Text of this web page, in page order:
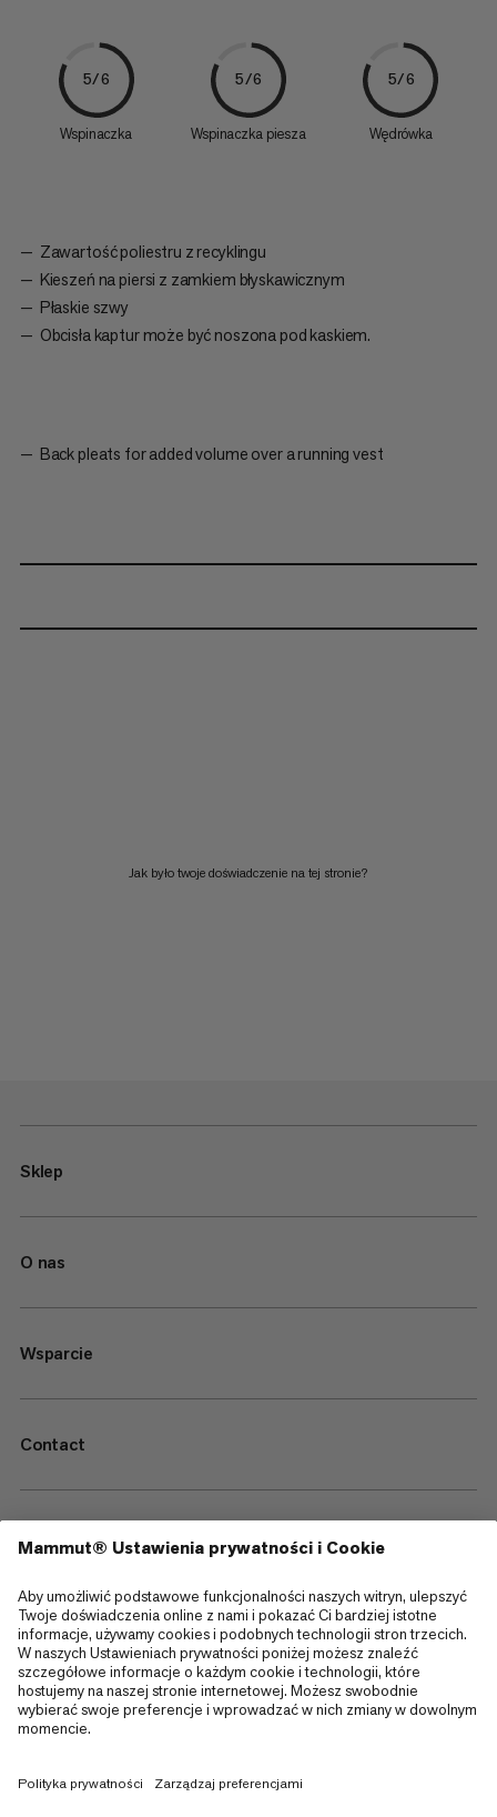
5/6
Wspinaczka
5/6
Wspinaczka piesza
5/6
Wędrówka
Zawartość poliestru z recyklingu
Kieszeń na piersi z zamkiem błyskawicznym
Płaskie szwy
Obcisła kaptur może być noszona pod kaskiem.
Back pleats for added volume over a running vest
Jak było twoje doświadczenie na tej stronie?
Sklep
O nas
Wsparcie
Contact
—
Sitemap
Cookies
Informacja prawna